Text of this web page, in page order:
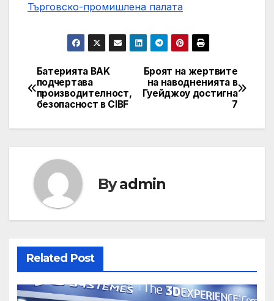
Търговско-промишлена палaта
Post
navigation
Броят на жертвите
на наводненията в
Гуейджоу достигна
7
Батерията BAK
подчертава
производителност,
безопасност в CIBF
Byadmin
Related Post